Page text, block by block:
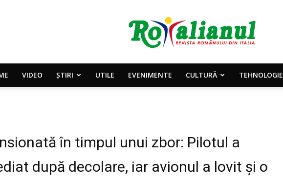
Rotalianul
VIDEO ȘTIRI UTILE EVENIMENTE CULTURĂ TEHNOLOGIE
în timpul unui zbor: Pilotul a
după decolare, iar avionul a lovit și o